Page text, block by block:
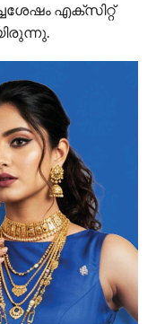
എക്സിറ്റ്